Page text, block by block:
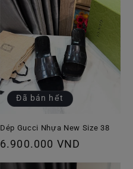
Đã bán hết
Dép Gucci Nhựa New Size 38
Giá
6.900.000 VND